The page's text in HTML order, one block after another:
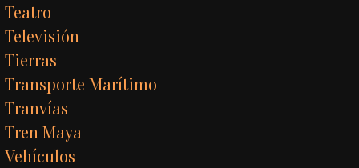
Teatro
Televisión
Tierras
Transporte Marítimo
Tranvías
Tren Maya
Vehículos